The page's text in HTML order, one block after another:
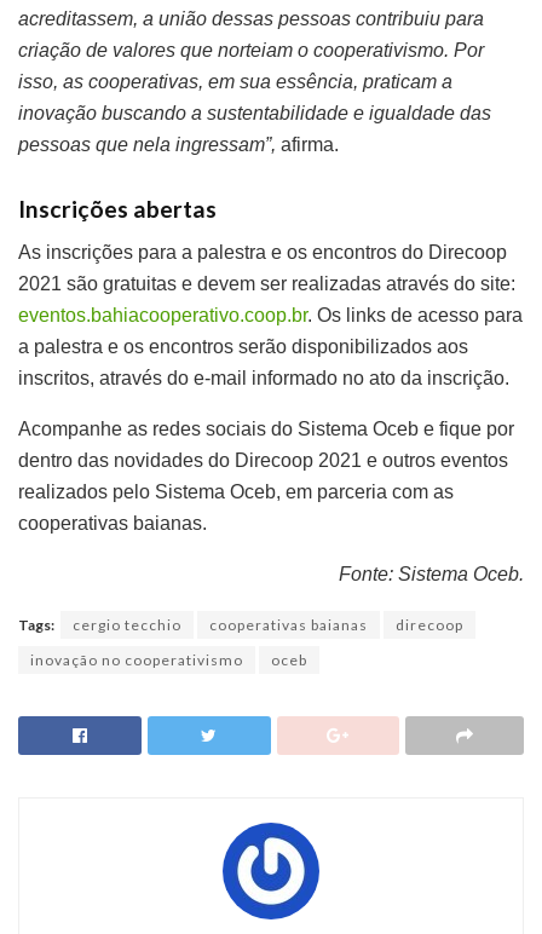
acreditassem, a união dessas pessoas contribuiu para
criação de valores que norteiam o cooperativismo. Por
isso, as cooperativas, em sua essência, praticam a
inovação buscando a sustentabilidade e igualdade das
pessoas que nela ingressam”, afirma.
Inscrições abertas
As inscrições para a palestra e os encontros do Direcoop
2021 são gratuitas e devem ser realizadas através do site:
eventos.bahiacooperativo.coop.br. Os links de acesso para
a palestra e os encontros serão disponibilizados aos
inscritos, através do e-mail informado no ato da inscrição.
Acompanhe as redes sociais do Sistema Oceb e fique por
dentro das novidades do Direcoop 2021 e outros eventos
realizados pelo Sistema Oceb, em parceria com as
cooperativas baianas.
Fonte: Sistema Oceb.
Tags: cergio tecchio cooperativas baianas
direcoop
inovação no cooperativismo
oceb